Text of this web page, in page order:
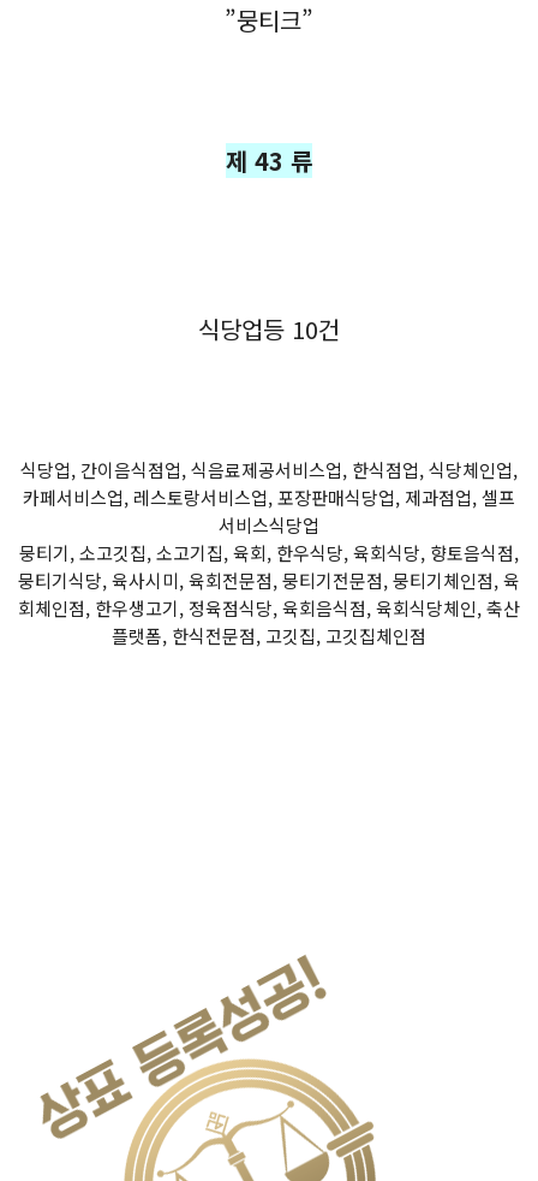
”뭉티크”
제 43 류
식당업등 10건
식당업, 간이음식점업, 식음료제공서비스업, 한식점업, 식당체인업,
카페서비스업, 레스토랑서비스업, 포장판매식당업, 제과점업, 셀프
서비스식당업
뭉티기, 소고깃집, 소고기집, 육회, 한우식당, 육회식당, 향토음식점,
뭉티기식당, 육사시미, 육회전문점, 뭉티기전문점, 뭉티기체인점, 육
회체인점, 한우생고기, 정육점식당, 육회음식점, 육회식당체인, 축산
플랫폼, 한식전문점, 고깃집, 고깃집체인점